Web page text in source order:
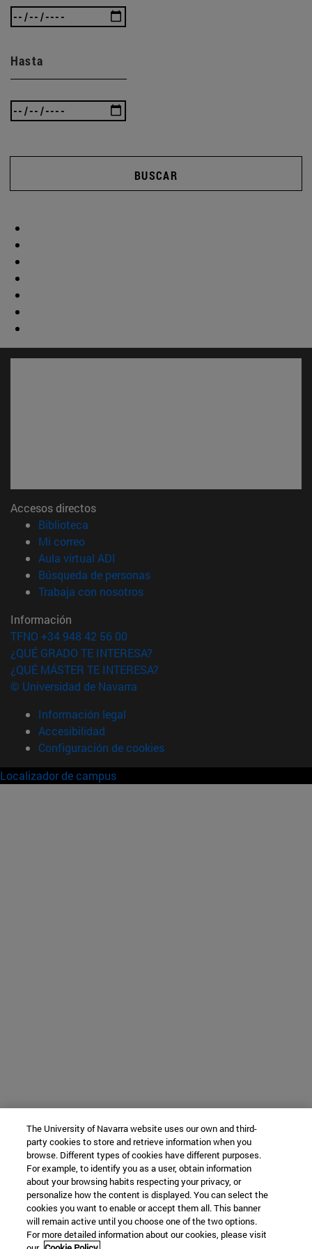
Hasta
BUSCAR
Accesos directos
Biblioteca
Mi correo(abre en nueva ventana)
Aula virtual ADI
Búsqueda de personas(abre en nueva ventana)
Trabaja con nosotros(abre en nueva ventana)
Información
TFNO +34 948 42 56 00
¿QUÉ GRADO TE INTERESA?
¿QUÉ MÁSTER TE INTERESA?
© Universidad de Navarra
Información legal
Accesibilidad
Configuración de cookies
Localizador de campus
The University of Navarra website uses our own and third-
party cookies to store and retrieve information when you
browse. Different types of cookies have different purposes.
For example, to identify you as a user, obtain information
about your browsing habits respecting your privacy, or
personalize how the content is displayed. You can select the
cookies you want to enable or accept them all. This banner
will remain active until you choose one of the two options.
For more detailed information about our cookies, please visit